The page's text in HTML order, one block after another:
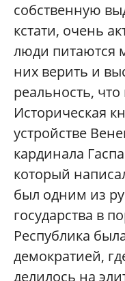
собственную
кстати, очень
люди питаются
них верить и
реальность,
Историческая
устройстве
кардинала
который
был одним из
государства в
Республика
демократией,
делилось на